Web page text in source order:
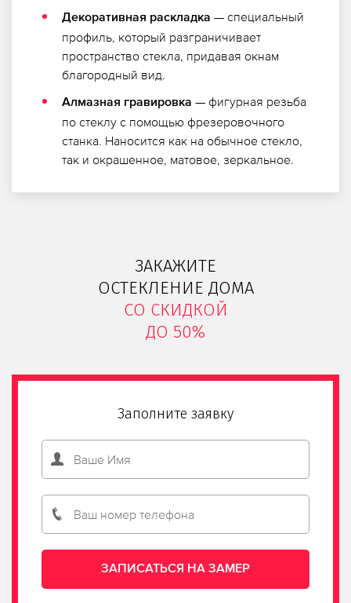
Декоративная раскладка — специальный
профиль, который разграничивает
пространство стекла, придавая окнам
благородный вид.
Алмазная гравировка — фигурная резьба
по стеклу с помощью фрезеровочного
станка. Наносится как на обычное стекло,
так и окрашенное, матовое, зеркальное.
ЗАКАЖИТЕ
ОСТЕКЛЕНИЕ ДОМА
СО СКИДКОЙ
ДО 50%
Заполните заявку